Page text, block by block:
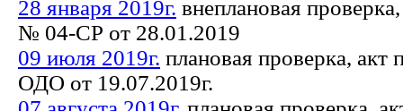
28 января 2019г. внеплановая
№ 04-СР от 28.01.2019
09 июля 2019г. плановая проверка,
ОДО от 19.07.2019г.